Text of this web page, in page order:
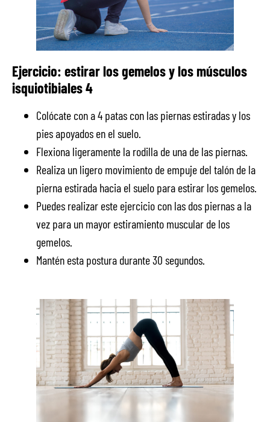
Ejercicio: estirar los gemelos y los músculos
isquiotibiales 4
Colócate con a 4 patas con las piernas estiradas y los
pies apoyados en el suelo.
Flexiona ligeramente la rodilla de una de las piernas.
Realiza un ligero movimiento de empuje del talón de la
pierna estirada hacia el suelo para estirar los gemelos.
Puedes realizar este ejercicio con las dos piernas a la
vez para un mayor estiramiento muscular de los
gemelos.
Mantén esta postura durante 30 segundos.